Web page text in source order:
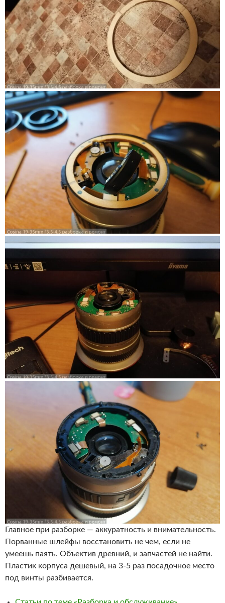
Главное при разборке — аккуратность и внимательность.
Порванные шлейфы восстановить не чем, если не
умеешь паять. Объектив древний, и запчастей не найти.
Пластик корпуса дешевый, на 3-5 раз посадочное место
под винты разбивается.